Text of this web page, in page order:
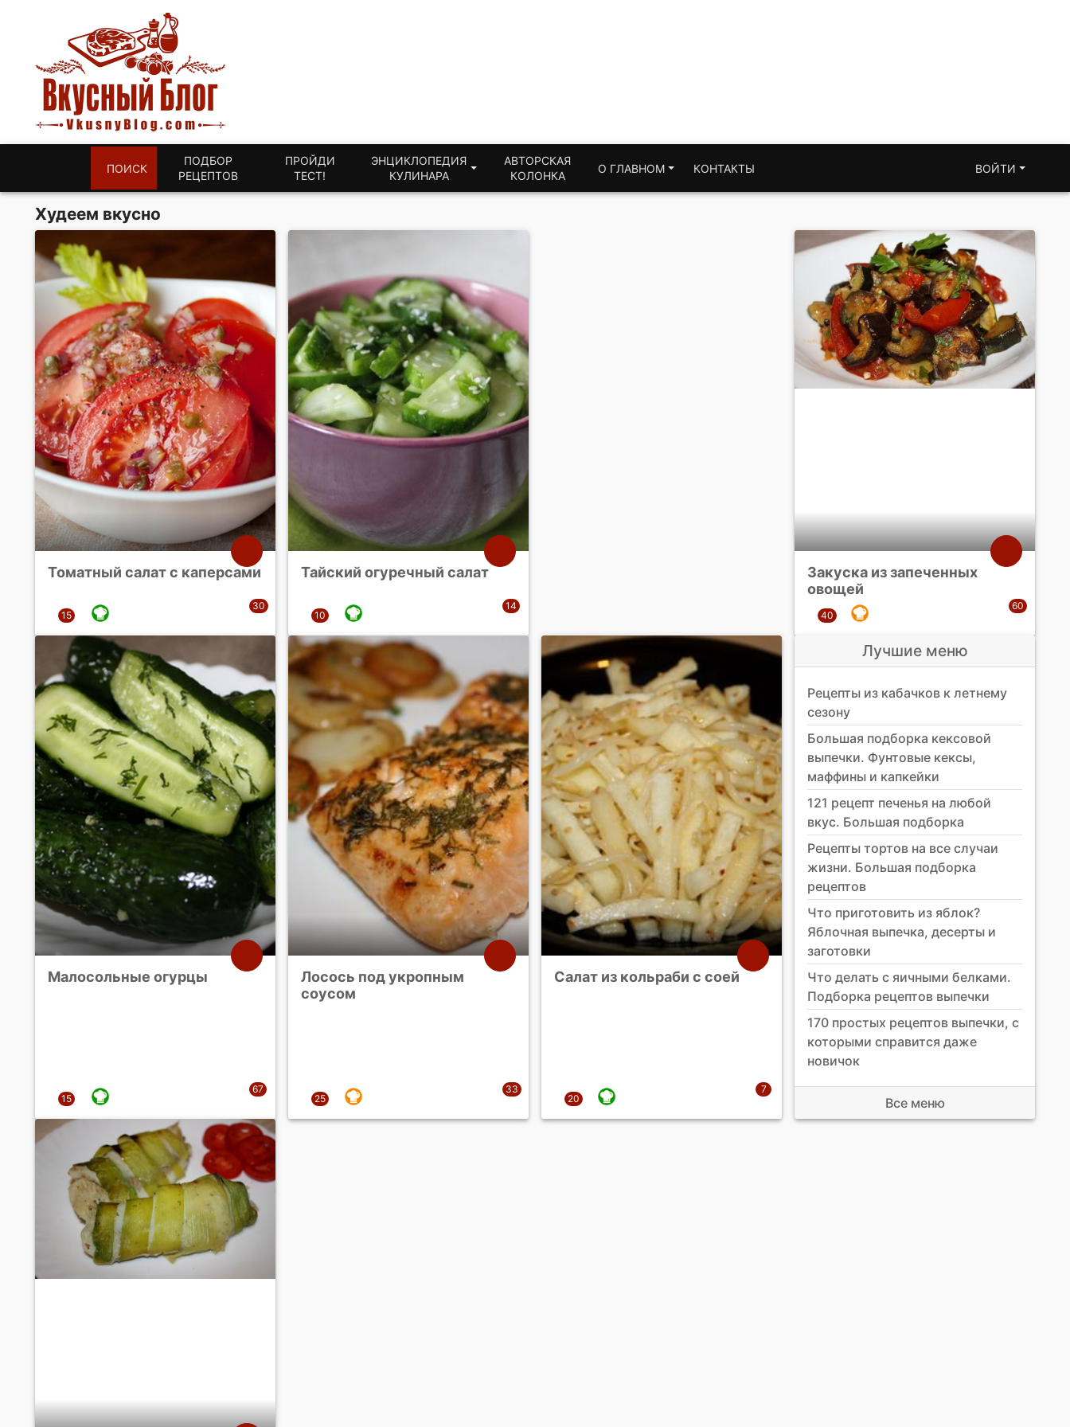
ПОИСК
ПОДБОР
РЕЦЕПТОВ
ПРОЙДИ
ТЕСТ!
ЭНЦИКЛОПЕДИЯ
КУЛИНАРА
АВТОРСКАЯ
КОЛОНКА
О ГЛАВНОМ КОНТАКТЫ ВОЙТИ
Худеем вкусно
Томатный салат с каперсами Тайский огуречный салат
Закуска из запеченных
овощей
Малосольные огурцы
Лосось под укропным
соусом
Салат из кольраби с соей
Лучшие меню
Рецепты из кабачков к летнему
сезону
Большая подборка кексовой
выпечки. Фунтовые кексы,
маффины и капкейки
121 рецепт печенья на любой
вкус. Большая подборка
Рецепты тортов на все случаи
жизни. Большая подборка
рецептов
Что приготовить из яблок?
Яблочная выпечка, десерты и
заготовки
Что делать с яичными белками.
Подборка рецептов выпечки
170 простых рецептов выпечки, с
которыми справится даже
новичок
Все меню